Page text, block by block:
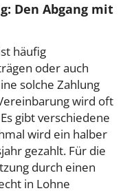
Den Abgang mit
häufig
oder auch
solche Zahlung
wird oft
gibt verschiedene
wird ein halber
gezahlt. Für die
durch einen
in Lohne